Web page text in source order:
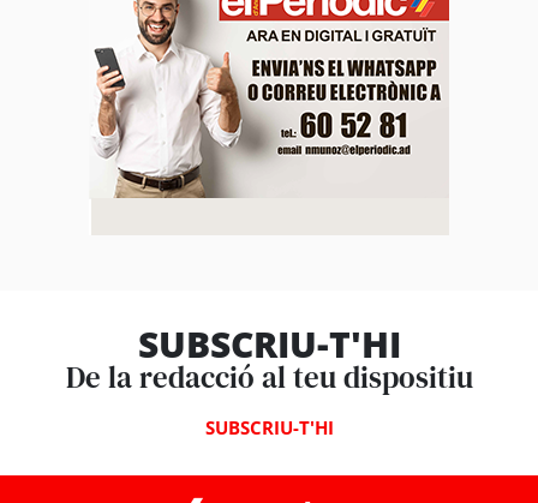
SUBSCRIU-T'HI
De la redacció al teu dispositiu
SUBSCRIU-T'HI